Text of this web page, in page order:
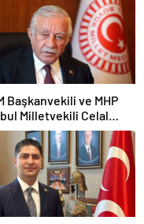
Başkanvekili ve MHP
Milletvekili Celal
Kan ve kin devri